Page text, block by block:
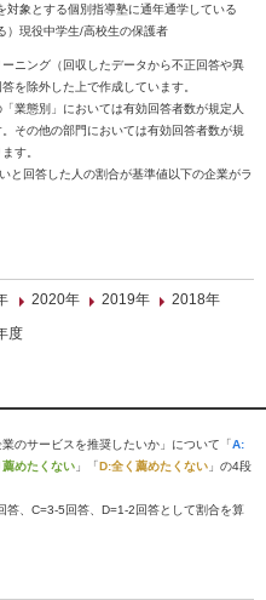
対象とする個別指導塾に通年通学している
）現役中学生/高校生の保護者
ニング（回収したデータから不正回答や異
を除外した上で作成しています。
業態別」においては有効回答者数が規定人
その他の部門においては有効回答者数が規
す。
回答した人の割合が基準値以下の企業がラ
2020年 2019年
2018年
度
のサービスを推奨したいか」について「A:
めたくない 」「D:全く薦めたくない 」の4段
、C=3-5回答、D=1-2回答として割合を算